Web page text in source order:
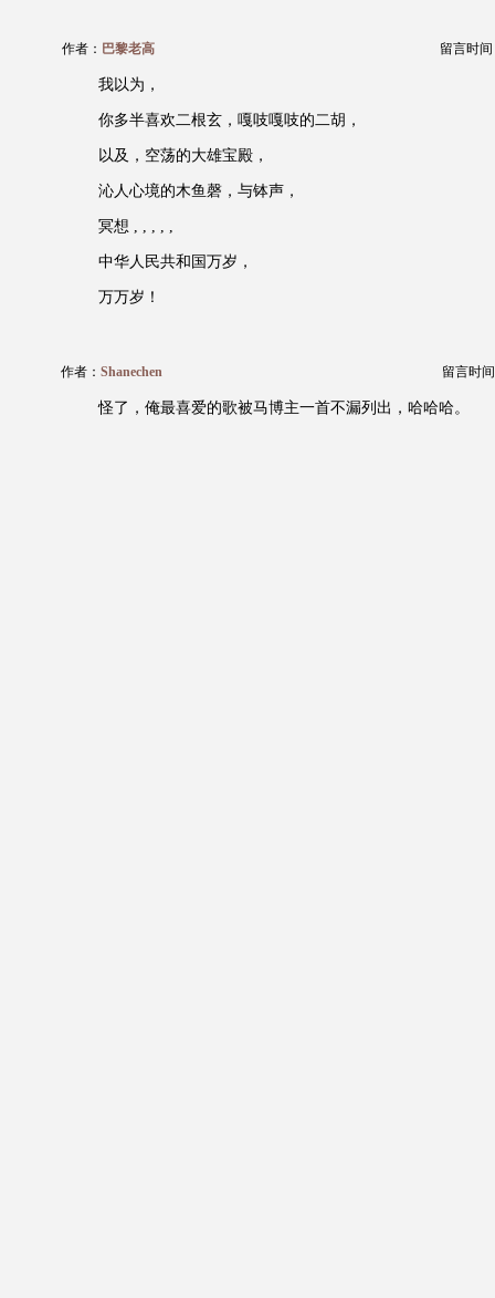
作者： 巴黎老高 留言时间
我以为，
你多半喜欢二根玄，嘎吱嘎吱的二胡，
以及，空荡的大雄宝殿，
沁人心境的木鱼磬，与钵声，
冥想 , , , , ,
中华人民共和国万岁，
万万岁！
作者： Shanechen 留言时
怪了，俺最喜爱的歌被马博主一首不漏列出，哈哈哈。